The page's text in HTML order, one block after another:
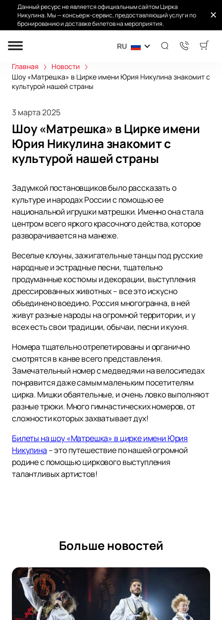
Данный ресурс не является официальным сайтом Цирка
Никулина. Мы — консьерж-сервис, предоставляющий услуги по
бронированию и доставке билетов на мероприятия.
RU
Главная
Новости
Шоу «Матрешка» в Цирке имени Юрия Никулина знакомит с
культурой нашей страны
3 марта 2025
Шоу «Матрешка» в Цирке имени
Юрия Никулина знакомит с
культурой нашей страны
Задумкой постановщиков было рассказать о
культуре и народах России с помощью ее
национальной игрушки матрешки. Именно она стала
центром всего яркого красочного действа, которое
разворачивается на манеже.
Веселые клоуны, зажигательные танцы под русские
народные и эстрадные песни, тщательно
продуманные костюмы и декорации, выступления
дрессированных животных – все это искусно
объединено воедино. Россия многогранна, в ней
живут разные народы на огромной территории, и у
всех есть свои традиции, обычаи, песни и кухня.
Номера тщательно отрепетированы и органично
смотрятся в канве всего представления.
Замечательный номер с медведями на велосипедах
понравится даже самым маленьким посетителям
цирка. Мишки обаятельные, и очень ловко выполняют
разные трюки. Много гимнастических номеров, от
сложности которых захватывает дух!
Билеты на шоу «Матрешка» в цирке имени Юрия
Никулина – это путешествие по нашей огромной
родине с помощью циркового выступления
талантливых артистов!
Больше новостей